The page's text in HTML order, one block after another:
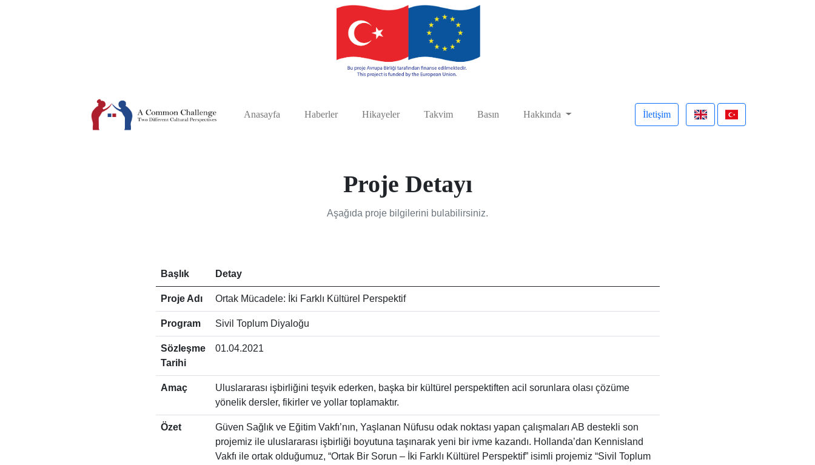
Anasayfa Haberler Hikayeler Takvim Basın Hakkında İletişim
Proje Detayı
Aşağıda proje bilgilerini bulabilirsiniz.
Başlık Detay
Proje Adı Ortak Mücadele: İki Farklı Kültürel Perspektif
Program Sivil Toplum Diyaloğu
Sözleşme
Tarihi
01.04.2021
Amaç
Uluslararası işbirliğini teşvik ederken, başka bir kültürel perspektiften acil sorunlara olası çözüme
yönelik dersler, fikirler ve yollar toplamaktır.
Özet
Güven Sağlık ve Eğitim Vakfı’nın, Yaşlanan Nüfusu odak noktası yapan çalışmaları AB destekli son
projemiz ile uluslararası işbirliği boyutuna taşınarak yeni bir ivme kazandı. Hollanda’dan Kennisland
Vakfı ile ortak olduğumuz, “Ortak Bir Sorun – İki Farklı Kültürel Perspektif” isimli projemiz “Sivil Toplum